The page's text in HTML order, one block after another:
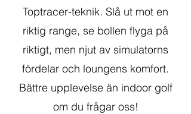
Toptracer-teknik. Slå ut mot en
riktig range, se bollen flyga på
riktigt, men njut av simulatorns
fördelar och loungens komfort.
Bättre upplevelse än indoor golf
om du frågar oss!